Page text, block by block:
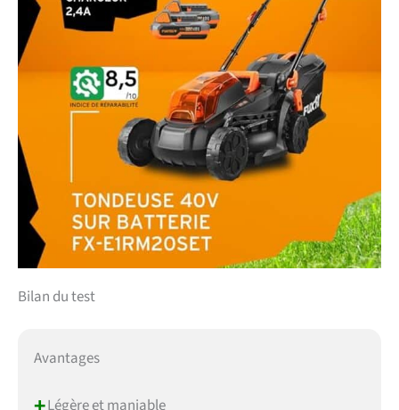
Bilan du test
Avantages
Légère et maniable